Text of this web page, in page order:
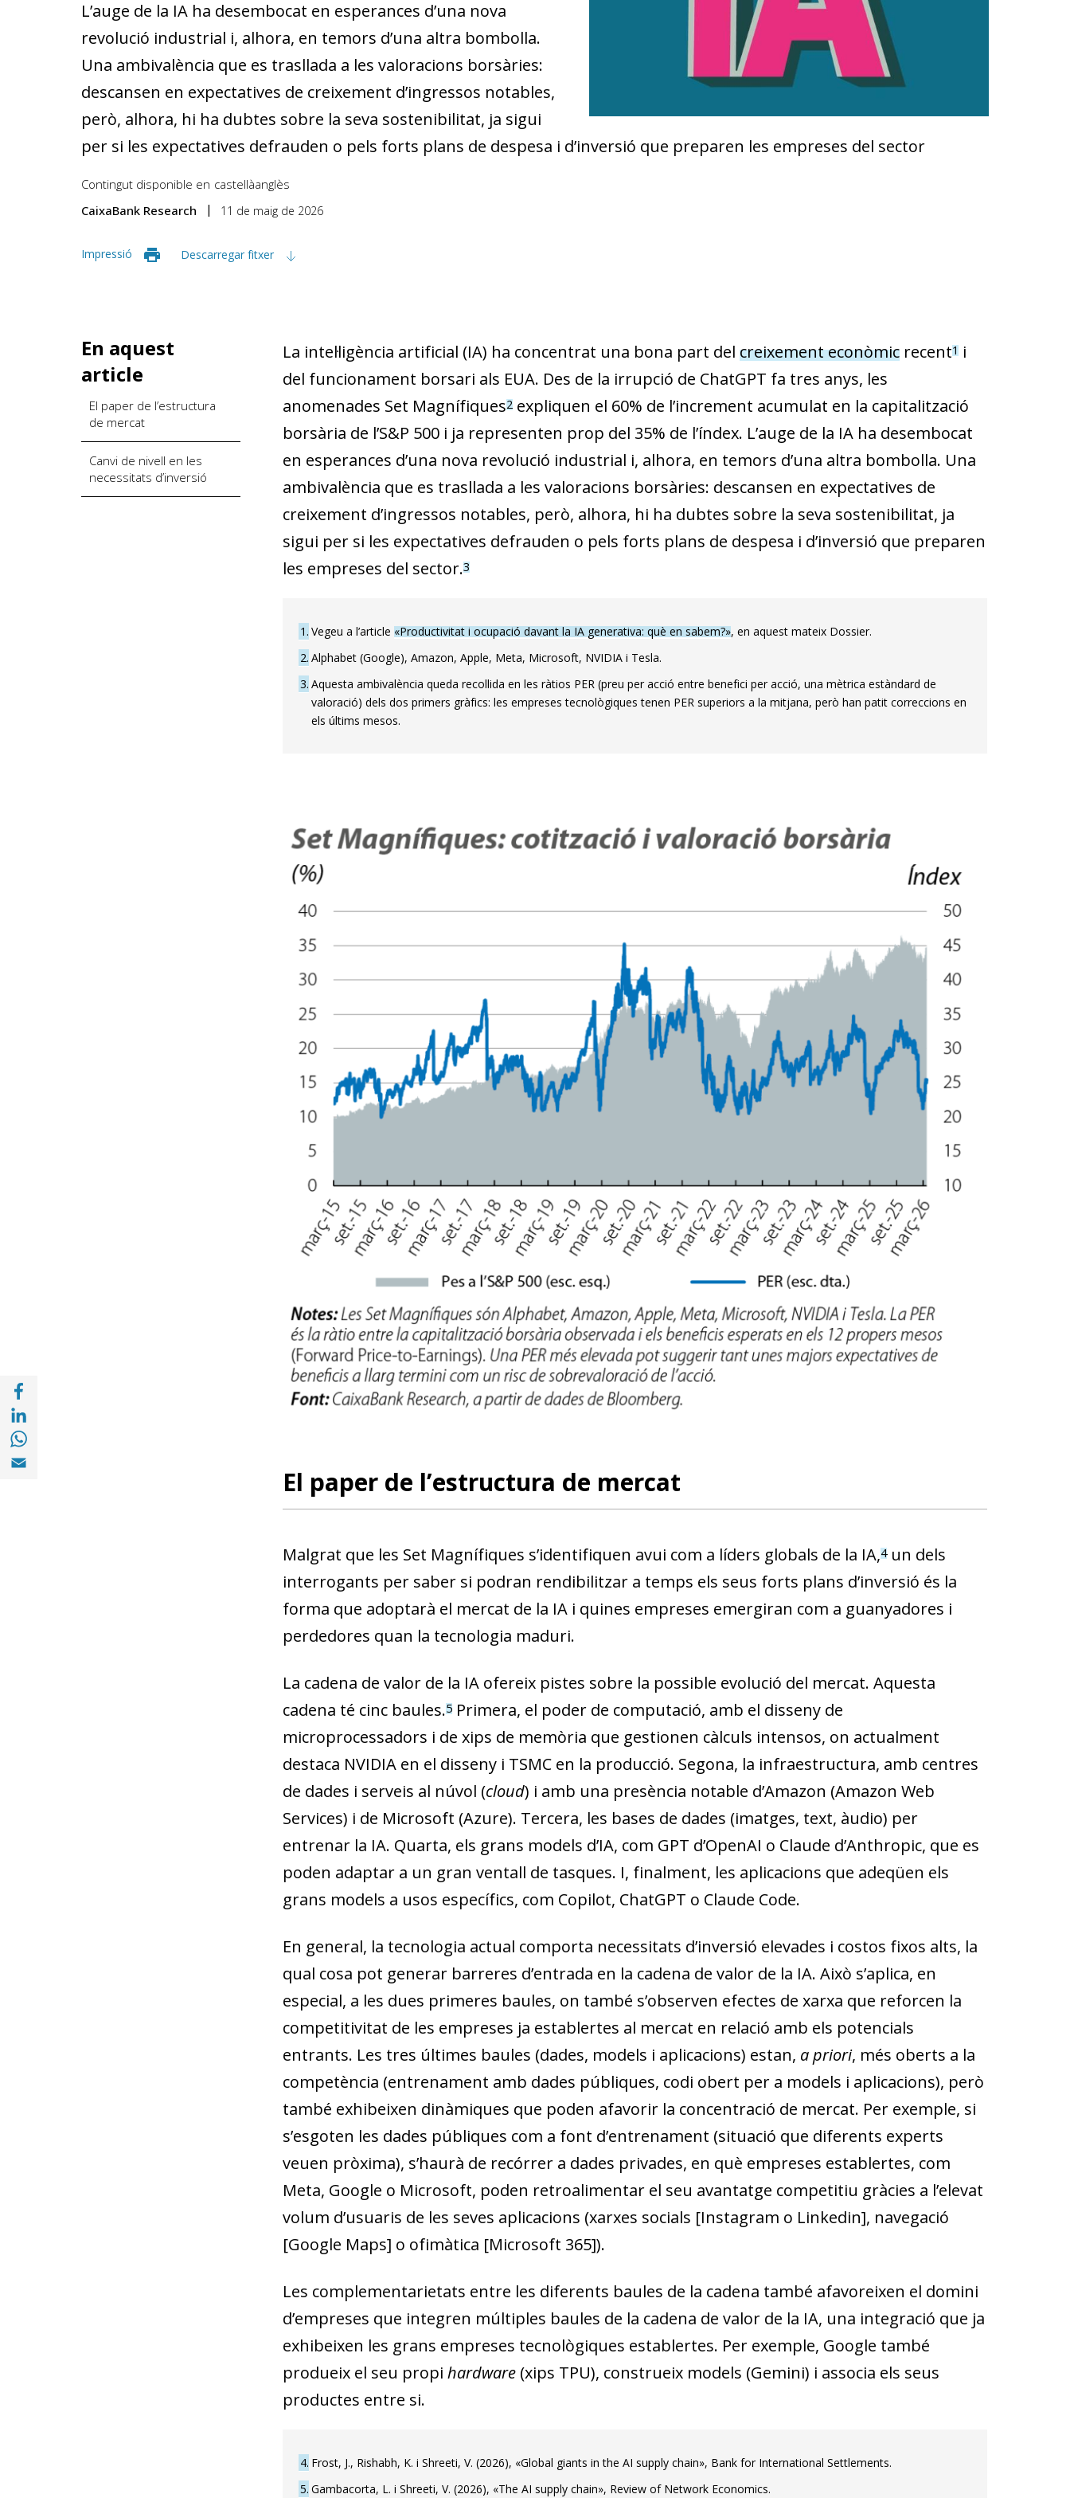
L’auge de la IA ha desembocat en esperances d’una nova
revolució industrial i, alhora, en temors d’una altra bombolla.
Una ambivalència que es trasllada a les valoracions borsàries:
descansen en expectatives de creixement d’ingressos notables,
però, alhora, hi ha dubtes sobre la seva sostenibilitat, ja sigui
per si les expectatives defrauden o pels forts plans de despesa i d’inversió que preparen les empreses del sector
Contingut disponible en castellàanglès
CaixaBank Research
11 de maig de 2026
Impressió Descarregar fitxer
Compartir a Facebook (opens in a new window)
Compartir a with Linkedin (opens in a new window)
En aquest
article
El paper de l’estructura
de mercat
Canvi de nivell en les
necessitats d’inversió
La intel·ligència artificial (IA) ha concentrat una bona part del creixement econòmicrecent1i
del funcionament borsari als EUA. Des de la irrupció de ChatGPT fa tres anys, les
anomenades Set Magnífiques2expliquen el 60% de l’increment acumulat en la capitalització
borsària de l’S&P 500 i ja representen prop del 35% de l’índex. L’auge de la IA ha desembocat
en esperances d’una nova revolució industrial i, alhora, en temors d’una altra bombolla. Una
ambivalència que es trasllada a les valoracions borsàries: descansen en expectatives de
creixement d’ingressos notables, però, alhora, hi ha dubtes sobre la seva sostenibilitat, ja
sigui per si les expectatives defrauden o pels forts plans de despesa i d’inversió que preparen
les empreses del sector.3
1 Vegeu a l’article «Productivitat i ocupació davant la IA generativa: què en sabem?», en aquest mateix Dossier.
2 Alphabet (Google), Amazon, Apple, Meta, Microsoft, NVIDIA i Tesla.
3 Aquesta ambivalència queda recollida en les ràtios PER (preu per acció entre benefici per acció, una mètrica estàndard de
valoració) dels dos primers gràfics: les empreses tecnològiques tenen PER superiors a la mitjana, però han patit correccions en
els últims mesos.
El paper de l’estructura de mercat
Malgrat que les Set Magnífiques s’identifiquen avui com a líders globals de la IA,4un dels
interrogants per saber si podran rendibilitzar a temps els seus forts plans d’inversió és la
forma que adoptarà el mercat de la IA i quines empreses emergiran com a guanyadores i
perdedores quan la tecnologia maduri.
La cadena de valor de la IA ofereix pistes sobre la possible evolució del mercat. Aquesta
cadena té cinc baules.5Primera, el poder de computació, amb el disseny de
microprocessadors i de xips de memòria que gestionen càlculs intensos, on actualment
destaca NVIDIA en el disseny i TSMC en la producció. Segona, la infraestructura, amb centres
de dades i serveis al núvol (cloud) i amb una presència notable d’Amazon (Amazon Web
Services) i de Microsoft (Azure). Tercera, les bases de dades (imatges, text, àudio) per
entrenar la IA. Quarta, els grans models d’IA, com GPT d’OpenAI o Claude d’Anthropic, que es
poden adaptar a un gran ventall de tasques. I, finalment, les aplicacions que adeqüen els
grans models a usos específics, com Copilot, ChatGPT o Claude Code.
En general, la tecnologia actual comporta necessitats d’inversió elevades i costos fixos alts, la
qual cosa pot generar barreres d’entrada en la cadena de valor de la IA. Això s’aplica, en
especial, a les dues primeres baules, on també s’observen efectes de xarxa que reforcen la
competitivitat de les empreses ja establertes al mercat en relació amb els potencials
entrants. Les tres últimes baules (dades, models i aplicacions) estan, a priori, més oberts a la
competència (entrenament amb dades públiques, codi obert per a models i aplicacions), però
també exhibeixen dinàmiques que poden afavorir la concentració de mercat. Per exemple, si
s’esgoten les dades públiques com a font d’entrenament (situació que diferents experts
veuen pròxima), s’haurà de recórrer a dades privades, en què empreses establertes, com
Meta, Google o Microsoft, poden retroalimentar el seu avantatge competitiu gràcies a l’elevat
volum d’usuaris de les seves aplicacions (xarxes socials [Instagram o Linkedin], navegació
[Google Maps] o ofimàtica [Microsoft 365]).
Les complementarietats entre les diferents baules de la cadena també afavoreixen el domini
d’empreses que integren múltiples baules de la cadena de valor de la IA, una integració que ja
exhibeixen les grans empreses tecnològiques establertes. Per exemple, Google també
produeix el seu propi hardware(xips TPU), construeix models (Gemini) i associa els seus
productes entre si.
4 Frost, J., Rishabh, K. i Shreeti, V. (2026), «Global giants in the AI supply chain», Bank for International Settlements.
5 Gambacorta, L. i Shreeti, V. (2026), «The AI supply chain», Review of Network Economics.